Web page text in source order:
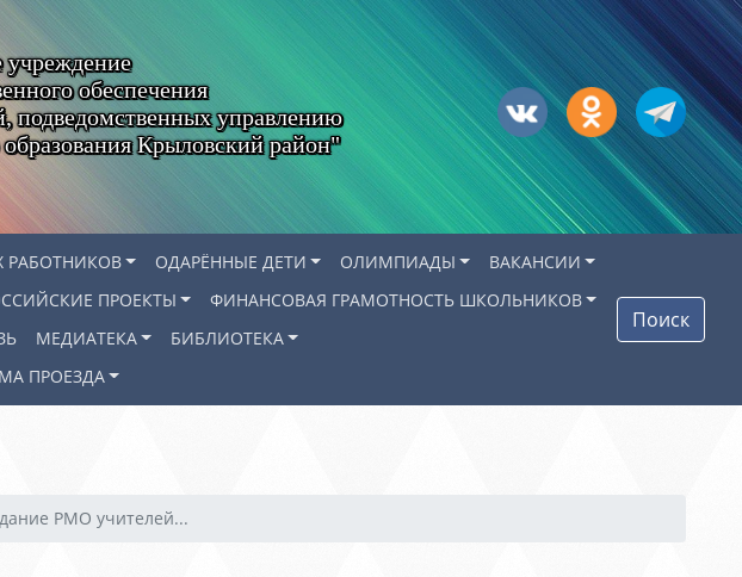
учреждение
обеспечения
подведомственных управлению
Крыловский район"
РАБОТНИКОВ ОДАРЁННЫЕ ДЕТИ ОЛИМПИАДЫ
ВАКАНСИИ
ПРОЕКТЫ
ФИНАНСОВАЯ ГРАМОТНОСТЬ ШКОЛЬНИКОВ
МЕДИАТЕКА
БИБЛИОТЕКА
ПРОЕЗДА
Поиск
РМО учителей...